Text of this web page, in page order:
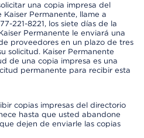
una copia impresa del
Permanente, llame a
221-8221, los siete días de la
Permanente le enviará una
proveedores en un plazo de tres
solicitud. Kaiser Permanente
de una copia impresa es una
permanente para recibir esta
copias impresas del directorio
hasta que usted abandone
dejen de enviarle las copias